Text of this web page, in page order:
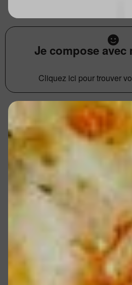
Je compose avec
Cliquez ici pour trouver